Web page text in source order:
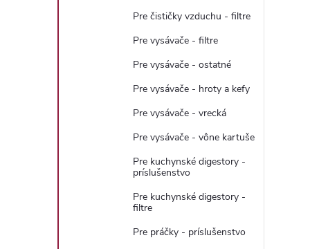
Pre čističky vzduchu - filtre
Pre vysávače - filtre
Pre vysávače - ostatné
Pre vysávače - hroty a kefy
Pre vysávače - vrecká
Pre vysávače - vône kartuše
Pre kuchynské digestory -
príslušenstvo
Pre kuchynské digestory -
filtre
Pre práčky - príslušenstvo